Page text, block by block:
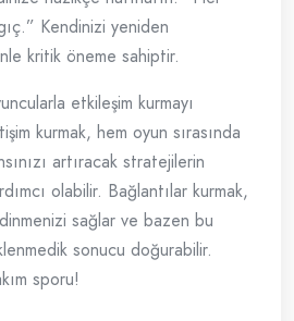
Kendinizi yeniden
kritik öneme sahiptir.
etkileşim kurmayı
kurmak, hem oyun sırasında
artıracak stratejilerin
olabilir. Bağlantılar kurmak,
sağlar ve bazen bu
sonucu doğurabilir.
sporu!